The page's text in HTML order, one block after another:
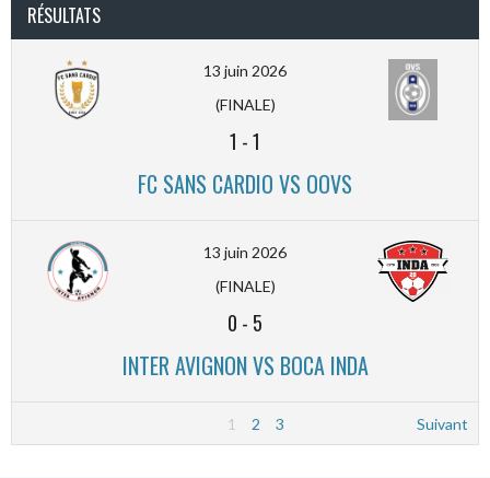
RÉSULTATS
13 juin 2026
(FINALE)
1 -1
FC SANS CARDIO VS OOVS
13 juin 2026
(FINALE)
0 - 5
INTER AVIGNON VS BOCA INDA
1 2 3 Suivant